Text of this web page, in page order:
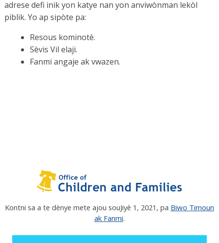
adrese defi inik yon katye nan yon anviwònman lekòl
piblik. Yo ap sipòte pa:
Resous kominotè.
Sèvis Vil elaji.
Fanmi angaje ak vwazen.
Kontni sa a te dènye mete ajou souJiyè 1, 2021 , pa Biwo Timoun
ak Fanmi.